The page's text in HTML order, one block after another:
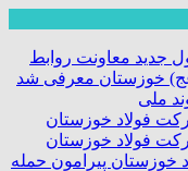
جدید معاونت روابط
خوزستان معرفی شد
ملی
خوزستان پیرامون حمله